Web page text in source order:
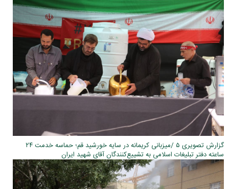
گزارش تصویری ۵ /میزبانی کریمانه در سایه خورشید قم؛ حماسه خدمت ۲۴
ساعته دفتر تبلیغات اسلامی به تشییع‌کنندگان آقای شهید ایران